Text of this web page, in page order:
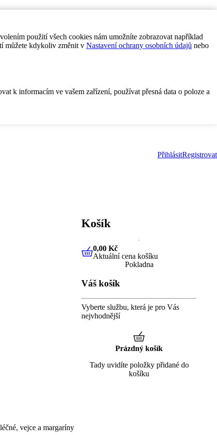
použití všech cookies nám umožníte zobrazovat například
můžete kdykoliv změnit v Nastavení ochrany osobních údajů nebo
k informacím ve vašem zařízení, používat přesná data o poloze a
PřihlásitRegistrovat
vejce a margaríny
Košík
0,00 KčAktuální cena košíku
0,00 Kč
Aktuální cena košíku
Pokladna
Váš košík
Vyberte službu, která je pro Vás
nejvhodnější
Prázdný košík
Tady uvidíte položky přidané do
košíku